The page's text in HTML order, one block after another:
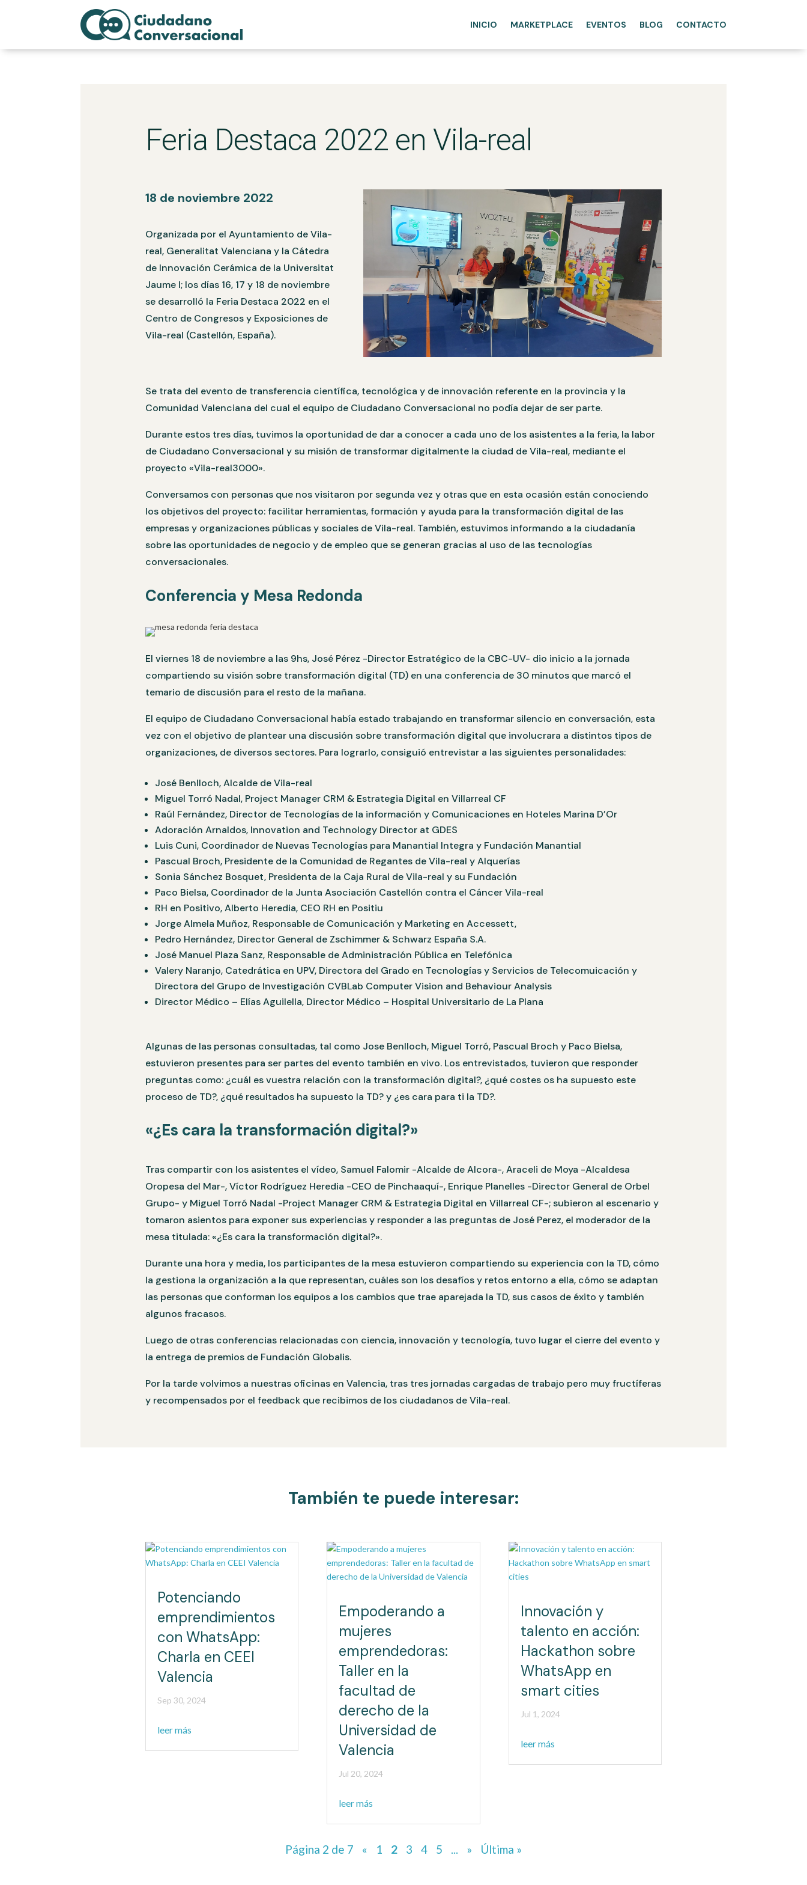
INICIO MARKETPLACE EVENTOS BLOG CONTACTO
Feria Destaca 2022 en Vila-real
18 de noviembre 2022
Organizada por el Ayuntamiento de Vila-
real, Generalitat Valenciana y la Cátedra
de Innovación Cerámica de la Universitat
Jaume I; los días 16, 17 y 18 de noviembre
se desarrolló la Feria Destaca 2022 en el
Centro de Congresos y Exposiciones de
Vila-real (Castellón, España).
Se trata del evento de transferencia científica, tecnológica y de innovación referente en la provincia y la
Comunidad Valenciana del cual el equipo de Ciudadano Conversacional no podía dejar de ser parte.
Durante estos tres días, tuvimos la oportunidad de dar a conocer a cada uno de los asistentes a la feria, la labor
de Ciudadano Conversacional y su misión de transformar digitalmente la ciudad de Vila-real, mediante el
proyecto «Vila-real3000».
Conversamos con personas que nos visitaron por segunda vez y otras que en esta ocasión están conociendo
los objetivos del proyecto: facilitar herramientas, formación y ayuda para la transformación digital de las
empresas y organizaciones públicas y sociales de Vila-real. También, estuvimos informando a la ciudadanía
sobre las oportunidades de negocio y de empleo que se generan gracias al uso de las tecnologías
conversacionales.
Conferencia y Mesa Redonda
El viernes 18 de noviembre a las 9hs, José Pérez -Director Estratégico de la CBC-UV- dio inicio a la jornada
compartiendo su visión sobre transformación digital (TD) en una conferencia de 30 minutos que marcó el
temario de discusión para el resto de la mañana.
El equipo de Ciudadano Conversacional había estado trabajando en transformar silencio en conversación, esta
vez con el objetivo de plantear una discusión sobre transformación digital que involucrara a distintos tipos de
organizaciones, de diversos sectores. Para lograrlo, consiguió entrevistar a las siguientes personalidades:
José Benlloch, Alcalde de Vila-real
Miguel Torró Nadal, Project Manager CRM & Estrategia Digital en Villarreal CF
Raúl Fernández, Director de Tecnologías de la información y Comunicaciones en Hoteles Marina D’Or
Adoración Arnaldos, Innovation and Technology Director at GDES
Luis Cuni, Coordinador de Nuevas Tecnologías para Manantial Integra y Fundación Manantial
Pascual Broch, Presidente de la Comunidad de Regantes de Vila-real y Alquerías
Sonia Sánchez Bosquet, Presidenta de la Caja Rural de Vila-real y su Fundación
Paco Bielsa, Coordinador de la Junta Asociación Castellón contra el Cáncer Vila-real
RH en Positivo, Alberto Heredia, CEO RH en Positiu
Jorge Almela Muñoz, Responsable de Comunicación y Marketing en Accessett,
Pedro Hernández, Director General de Zschimmer & Schwarz España S.A.
José Manuel Plaza Sanz, Responsable de Administración Pública en Telefónica
Valery Naranjo, Catedrática en UPV, Directora del Grado en Tecnologías y Servicios de Telecomuicación y
Directora del Grupo de Investigación CVBLab Computer Vision and Behaviour Analysis
Director Médico – Elías Aguilella, Director Médico – Hospital Universitario de La Plana
Algunas de las personas consultadas, tal como Jose Benlloch, Miguel Torró, Pascual Broch y Paco Bielsa,
estuvieron presentes para ser partes del evento también en vivo. Los entrevistados, tuvieron que responder
preguntas como: ¿cuál es vuestra relación con la transformación digital?, ¿qué costes os ha supuesto este
proceso de TD?, ¿qué resultados ha supuesto la TD? y ¿es cara para ti la TD?.
«¿Es cara la transformación digital?»
Tras compartir con los asistentes el vídeo, Samuel Falomir -Alcalde de Alcora-, Araceli de Moya -Alcaldesa
Oropesa del Mar-, Víctor Rodríguez Heredia -CEO de Pinchaaquí-, Enrique Planelles -Director General de Orbel
Grupo- y Miguel Torró Nadal -Project Manager CRM & Estrategia Digital en Villarreal CF-; subieron al escenario y
tomaron asientos para exponer sus experiencias y responder a las preguntas de José Perez, el moderador de la
mesa titulada: «¿Es cara la transformación digital?».
Durante una hora y media, los participantes de la mesa estuvieron compartiendo su experiencia con la TD, cómo
la gestiona la organización a la que representan, cuáles son los desafíos y retos entorno a ella, cómo se adaptan
las personas que conforman los equipos a los cambios que trae aparejada la TD, sus casos de éxito y también
algunos fracasos.
Luego de otras conferencias relacionadas con ciencia, innovación y tecnología, tuvo lugar el cierre del evento y
la entrega de premios de Fundación Globalis.
Por la tarde volvimos a nuestras oficinas en Valencia, tras tres jornadas cargadas de trabajo pero muy fructíferas
y recompensados por el feedback que recibimos de los ciudadanos de Vila-real.
También te puede interesar:
Potenciando
emprendimientos
con WhatsApp:
Charla en CEEI
Valencia
Sep 30, 2024
leer más
Empoderando a
mujeres
emprendedoras:
Taller en la
facultad de
derecho de la
Universidad de
Valencia
Jul 20, 2024
leer más
Innovación y
talento en acción:
Hackathon sobre
WhatsApp en
smart cities
Jul 1, 2024
leer más
Página 2 de 7 « 1 2 3 4 5 ... » Última »